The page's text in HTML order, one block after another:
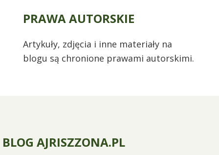
PRAWA AUTORSKIE
Artykuły, zdjęcia i inne materiały na
blogu są chronione prawami autorskimi.
BLOG AJRISZZONA.PL